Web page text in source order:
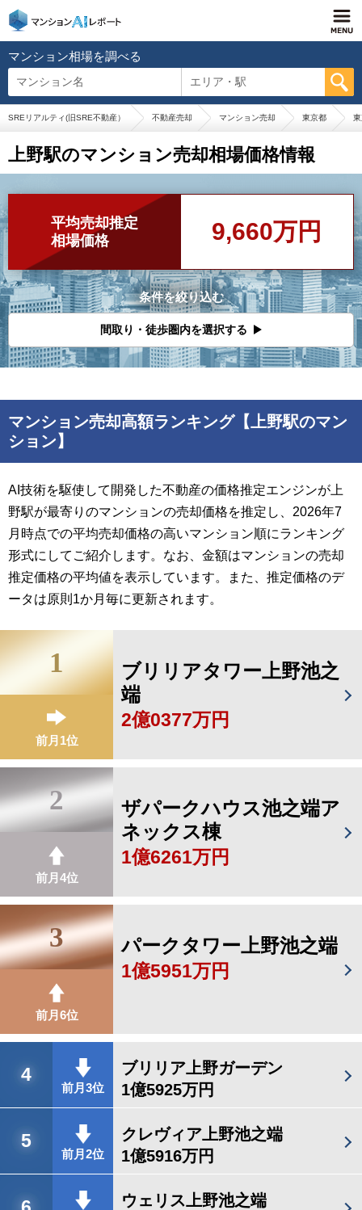
マンション相場を調べる
マンション名 エリア・駅
SREリアルティ(旧SRE不動産） 不動産売却 マンション売却 東京都
上野駅のマンション売却相場価格情報
平均売却推定
相場価格
9,660万円
条件を絞り込む
間取り・徒歩圏内を選択する
マンション売却高額ランキング【上野駅のマン
ション】
AI技術を駆使して開発した不動産の価格推定エンジンが上
野駅が最寄りのマンションの売却価格を推定し、2026年7
月時点での平均売却価格の高いマンション順にランキング
形式にしてご紹介します。なお、金額はマンションの売却
推定価格の平均値を表示しています。また、推定価格のデ
ータは原則1か月毎に更新されます。
1
前月1位
ブリリアタワー上野池之
端
2億0377万円
2
前月4位
ザパークハウス池之端ア
ネックス棟
1億6261万円
3
前月6位
パークタワー上野池之端
1億5951万円
4
前月3位
ブリリア上野ガーデン
1億5925万円
5
前月2位
クレヴィア上野池之端
1億5916万円
ウェリス上野池之端